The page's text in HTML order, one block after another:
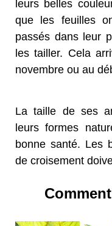
leurs belles
que les feuilles
passés dans leur
les tailler. Cela
novembre ou au
La taille de ses
leurs formes
bonne santé. Les
de croisement